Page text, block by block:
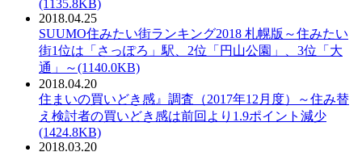
(1135.8KB)
2018.04.25
PDF：
SUUMO住みたい街ランキング2018 札幌版～住みたい
街1位は「さっぽろ」駅、2位「円山公園」、3位「大
通」～(1140.0KB)
2018.04.20
PDF：
住まいの買いどき感』調査（2017年12月度）～住み替
え検討者の買いどき感は前回より1.9ポイント減少
(1424.8KB)
2018.03.20